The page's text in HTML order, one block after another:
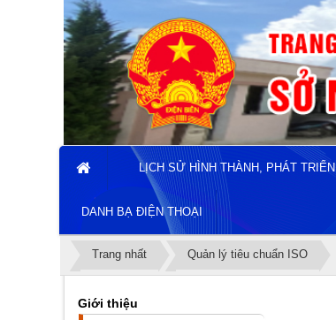
LỊCH SỬ HÌNH THÀNH, PHÁT TRIỂN
DANH BẠ ĐIỆN THOẠI
Trang nhất Quản lý tiêu chuẩn ISO
Giới thiệu